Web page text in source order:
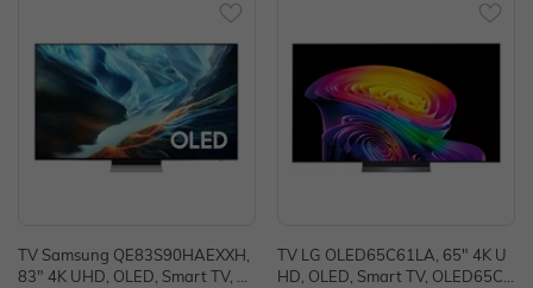
TV Samsung QE83S90HAEXXH,
83" 4K UHD, OLED, Smart TV, Q
TV LG OLED65C61LA, 65" 4K U
HD, OLED, Smart TV, OLED65C6